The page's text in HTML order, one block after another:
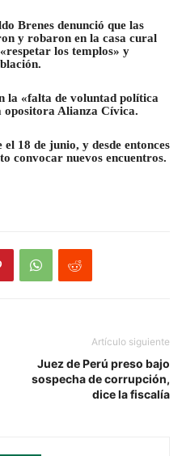
Brenes denunció que las
y robaron en la casa cural
los templos» y
la «falta de voluntad política
opositora Alianza Cívica.
el 18 de junio, y desde entonces
convocar nuevos encuentros.
Artículo siguiente
Juez de Perú preso bajo
sospecha de corrupción,
dice la fiscalía